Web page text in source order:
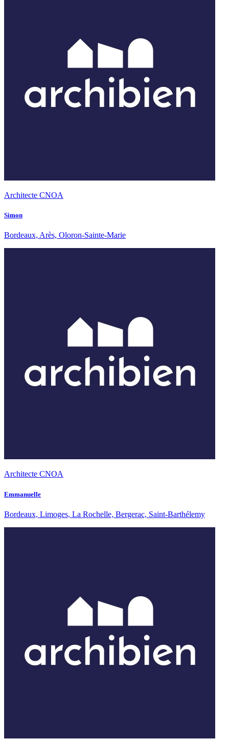
Architecte CNOA
Simon
Bordeaux, Arès, Oloron-Sainte-Marie
Architecte CNOA
Emmanuelle
Bordeaux, Limoges, La Rochelle, Bergerac, Saint-Barthélemy